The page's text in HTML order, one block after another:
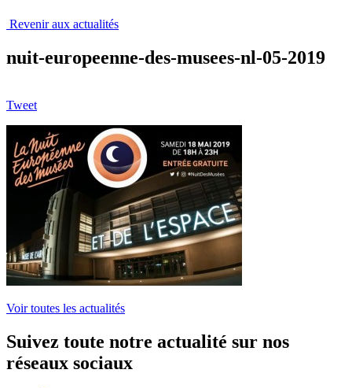
Revenir aux actualités
nuit-europeenne-des-musees-nl-05-2019
Tweet
Voir toutes les actualités
Suivez toute notre actualité sur nos
réseaux sociaux